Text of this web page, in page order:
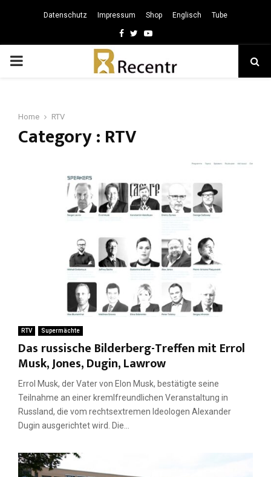
Datenschutz Impressum Shop Englisch Tube
Facebook
TwitterYoutube
PRIMARY
Home RTV
Category : RTV
RTV Supermächte
Das russische Bilderberg-Treffen mit Errol
Musk, Jones, Dugin, Lawrow
Errol Musk, der Vater von Elon Musk, bestätigte seine
Teilnahme an einer kremlfreundlichen Veranstaltung in
Russland, die vom rechtsextremen Ideologen Alexander
Dugin ausgerichtet wird. Die...